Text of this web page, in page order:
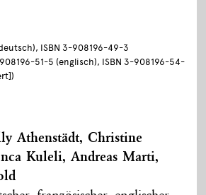
ISBN 3-908196-49-3
51-5 (englisch), ISBN 3-908196-54-
Athenstädt, Christine
Kuleli, Andreas Marti,